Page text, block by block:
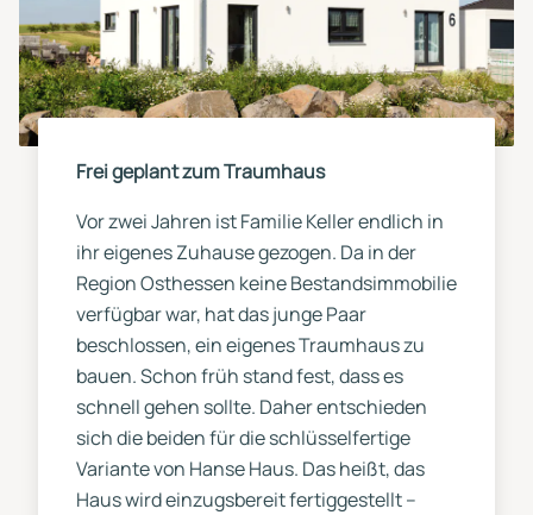
Frei geplant zum Traumhaus
Vor zwei Jahren ist Familie Keller endlich in
ihr eigenes Zuhause gezogen. Da in der
Region Osthessen keine Bestandsimmobilie
verfügbar war, hat das junge Paar
beschlossen, ein eigenes Traumhaus zu
bauen. Schon früh stand fest, dass es
schnell gehen sollte. Daher entschieden
sich die beiden für die schlüsselfertige
Variante von Hanse Haus. Das heißt, das
Haus wird einzugsbereit fertiggestellt –